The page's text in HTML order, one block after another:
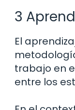
3
El
trabajo en
entre los